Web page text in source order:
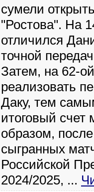
сумели
"Ростова". На
отличился
точной
Затем, на 62-
реализовать
Даку, тем
итоговый счет
образом,
сыгранных
Российской
2024/2025, ...